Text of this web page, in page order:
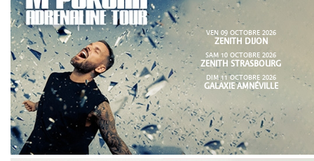
VEN 09 OCTOBRE 2026
ZENITH DIJON
SAM 10 OCTOBRE 2026
ZENITH STRASBOURG
DIM 11 OCTOBRE 2026
GALAXIE AMNÉVILLE